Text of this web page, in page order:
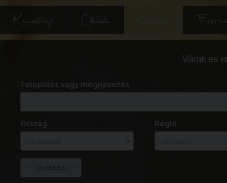
Kezdőlap Cikkek
Várak és
Település vagy megnevezés
Ország
Régió